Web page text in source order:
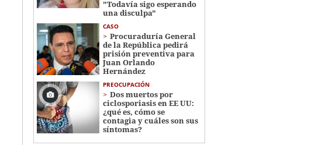
"Todavía sigo esperando
una disculpa"
CASO
Procuraduría General
de la República pedirá
prisión preventiva para
Juan Orlando
Hernández
PREOCUPACIÓN
Dos muertos por
ciclosporiasis en EE UU:
¿qué es, cómo se
contagia y cuáles son sus
síntomas?